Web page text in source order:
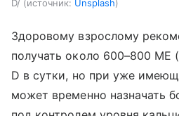
D/
источник: Unsplash
Здоровому взрослому
получать около 600–800 МЕ
D в сутки, но при уже
может временно назначать